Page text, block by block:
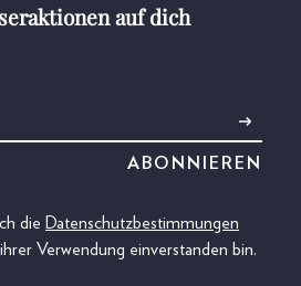
auf dich
die Datenschutzbestimmungen
Verwendung einverstanden bin.